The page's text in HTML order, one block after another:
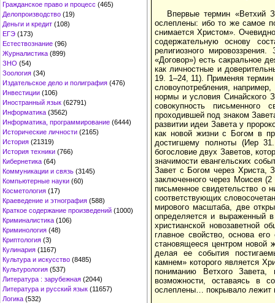
Гражданское право и процесс (465)
Делопроизводство (19)
Деньги и кредит (108)
ЕГЭ (173)
Естествознание (96)
Журналистика (899)
ЗНО (54)
Зоология (34)
Издательское дело и полиграфия (476)
Инвестиции (106)
Иностранный язык (62791)
Информатика (3562)
Информатика, программирование (6444)
Исторические личности (2165)
История (21319)
История техники (766)
Кибернетика (64)
Коммуникации и связь (3145)
Компьютерные науки (60)
Косметология (17)
Краеведение и этнография (588)
Краткое содержание произведений (1000)
Криминалистика (106)
Криминология (48)
Криптология (3)
Кулинария (1167)
Культура и искусство (8485)
Культурология (537)
Литература : зарубежная (2044)
Литература и русский язык (11657)
Логика (532)
Впервые термин
ослеплены: ибо то же самое
снимается Христом».
содержательную основу
религиозного
«Договор») есть сакральное
как личностные и
19. 1–24, 11). Применяя
словоупотребления,
нормы и условия Синайского
совокупность письменного
проходившей под знаком
развитии идеи Завета у
как новой жизни с Богом в
достигшему полноты (Иер
богословие двух Заветов,
значимости евангельских
Завет с Богом через Христа,
заключенного через Моисея
письменное свидетельство о
соответствующих
мирового масштаба, две
определяется и выраженный
христианской новозаветной
главное свойство, основа
становящееся центром новой
делая ее события
камнем» которого является
пониманию Ветхого
возможности, оставаясь в
ослеплены… покрывало лежит